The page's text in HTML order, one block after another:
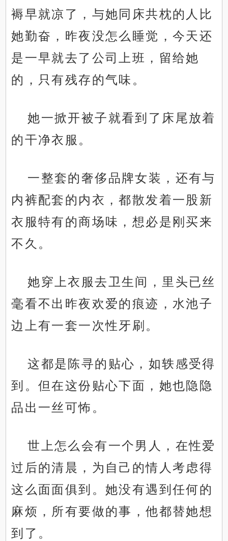
褥早就凉了，与她同床共枕的人比
她勤奋，昨夜没怎么睡觉，今天还
是一早就去了公司上班，留给她
的，只有残存的气味。
她一掀开被子就看到了床尾放着
的干净衣服。
一整套的奢侈品牌女装，还有与
内裤配套的内衣，都散发着一股新
衣服特有的商场味，想必是刚买来
不久。
她穿上衣服去卫生间，里头已丝
毫看不出昨夜欢爱的痕迹，水池子
边上有一套一次性牙刷。
这都是陈寻的贴心，如轶感受得
到。但在这份贴心下面，她也隐隐
品出一丝可怖。
世上怎么会有一个男人，在性爱
过后的清晨，为自己的情人考虑得
这么面面俱到。她没有遇到任何的
麻烦，所有要做的事，他都替她想
到了。